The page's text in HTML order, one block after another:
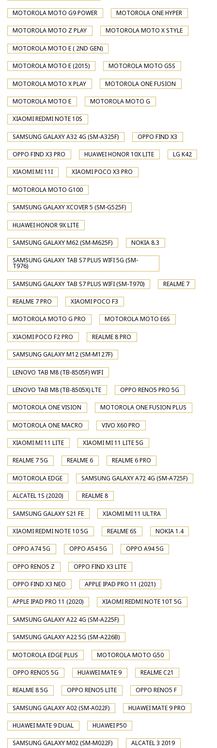
MOTOROLA MOTO G9 POWER MOTOROLA ONE HYPER
MOTOROLA MOTO Z PLAY MOTOROLA MOTO X STYLE
MOTOROLA MOTO E ( 2ND GEN)
MOTOROLA MOTO E (2015) MOTOROLA MOTO G5S
MOTOROLA MOTO X PLAY MOTOROLA ONE FUSION
MOTOROLA MOTO E MOTOROLA MOTO G
XIAOMI REDMI NOTE 10S
SAMSUNG GALAXY A32 4G (SM-A325F) OPPO FIND X3
OPPO FIND X3 PRO HUAWEI HONOR 10X LITE LG K42
XIAOMI MI 11I XIAOMI POCO X3 PRO
MOTOROLA MOTO G100
SAMSUNG GALAXY XCOVER 5 (SM-G525F)
HUAWEI HONOR 9X LITE
SAMSUNG GALAXY M62 (SM-M625F) NOKIA 8.3
SAMSUNG GALAXY TAB S7 PLUS WIFI 5G (SM-
T976)
SAMSUNG GALAXY TAB S7 PLUS WIFI (SM-T970) REALME 7
REALME 7 PRO XIAOMI POCO F3
MOTOROLA MOTO G PRO MOTOROLA MOTO E6S
XIAOMI POCO F2 PRO REALME 8 PRO
SAMSUNG GALAXY M12 (SM-M127F)
LENOVO TAB M8 (TB-8505F) WIFI
LENOVO TAB M8 (TB-8505X) LTE OPPO RENO5 PRO 5G
MOTOROLA ONE VISION MOTOROLA ONE FUSION PLUS
MOTOROLA ONE MACRO VIVO X60 PRO
XIAOMI MI 11 LITE XIAOMI MI 11 LITE 5G
REALME 7 5G REALME 6 REALME 6 PRO
MOTOROLA EDGE SAMSUNG GALAXY A72 4G (SM-A725F)
ALCATEL 1S (2020) REALME 8
SAMSUNG GALAXY S21 FE XIAOMI MI 11 ULTRA
XIAOMI REDMI NOTE 10 5G REALME 6S NOKIA 1.4
OPPO A74 5G OPPO A54 5G OPPO A94 5G
OPPO RENO5 Z OPPO FIND X3 LITE
OPPO FIND X3 NEO APPLE IPAD PRO 11 (2021)
APPLE IPAD PRO 11 (2020) XIAOMI REDMI NOTE 10T 5G
SAMSUNG GALAXY A22 4G (SM-A225F)
SAMSUNG GALAXY A22 5G (SM-A226B)
MOTOROLA EDGE PLUS MOTOROLA MOTO G50
OPPO RENO5 5G HUAWEI MATE 9 REALME C21
REALME 8 5G OPPO RENO5 LITE OPPO RENO5 F
SAMSUNG GALAXY A02 (SM-A022F) HUAWEI MATE 9 PRO
HUAWEI MATE 9 DUAL HUAWEI P50
SAMSUNG GALAXY M02 (SM-M022F) ALCATEL 3 2019